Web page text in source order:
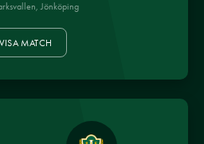
Jönköping
VISA MATCH